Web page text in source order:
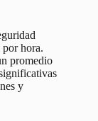
hora.
promedio
y